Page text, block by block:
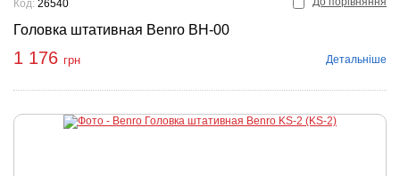
Головка штативная Benro BH-00
Код: 26540
1 176 грн Детальніше